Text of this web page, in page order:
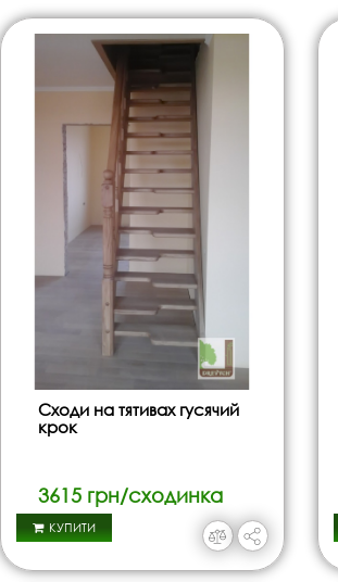
Сходи на тятивах гусячий
крок
3615 грн/сходинка
КУПИТИ